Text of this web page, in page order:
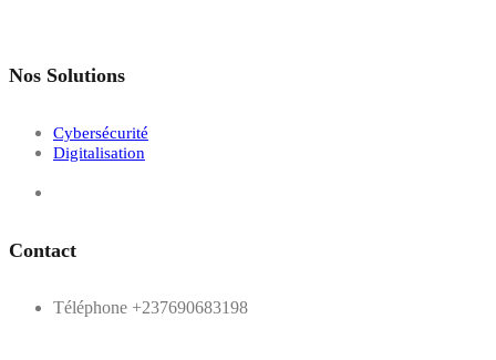
Nos Solutions
Cybersécurité
Digitalisation
Contact
Téléphone +237690683198